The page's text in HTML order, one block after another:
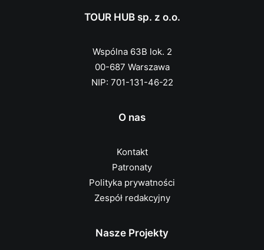
TOUR HUB sp. z o.o.
Wspólna 63B lok. 2
00-687 Warszawa
NIP: 701-131-46-22
O nas
Kontakt
Patronaty
Polityka prywatności
Zespół redakcyjny
Nasze Projekty